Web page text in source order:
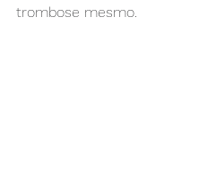
trombose mesmo.